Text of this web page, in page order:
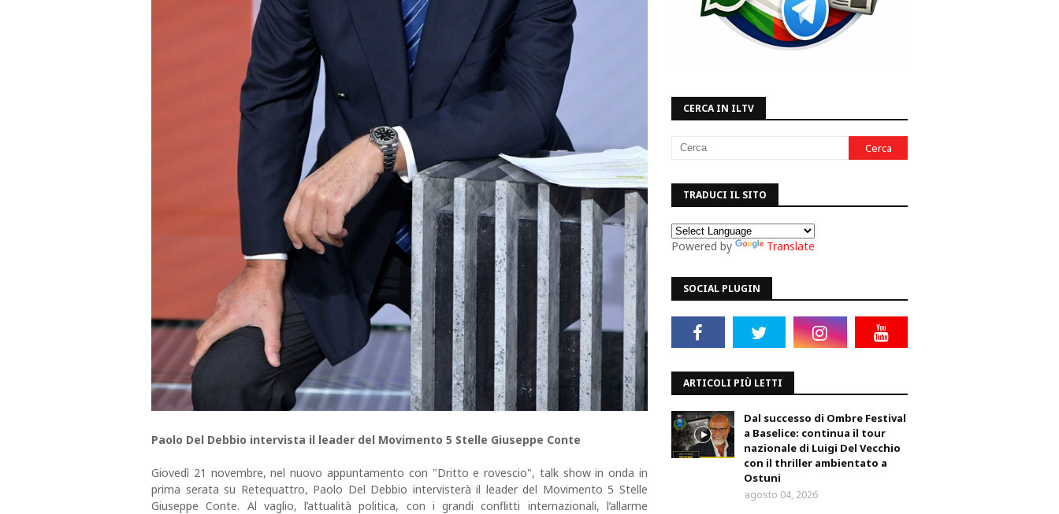
Paolo Del Debbio intervista il leader del Movimento 5 Stelle Giuseppe Conte
Giovedì 21 novembre, nel nuovo appuntamento con "Dritto e rovescio", talk show in onda in
prima serata su Retequattro, Paolo Del Debbio intervisterà il leader del Movimento 5 Stelle
Giuseppe Conte. Al vaglio, l’attualità politica, con i grandi conflitti internazionali, l’allarme
CERCA IN ILTV
TRADUCI IL SITO
Powered by Translate
SOCIAL PLUGIN
ARTICOLI PIÙ LETTI
Dal successo di Ombre Festival
a Baselice: continua il tour
nazionale di Luigi Del Vecchio
con il thriller ambientato a
Ostuni
agosto 04, 2026